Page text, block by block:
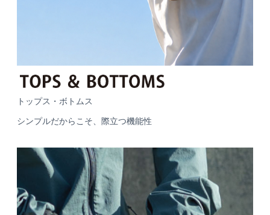
トップス・ボトムス
シンプルだからこそ、際立つ機能性